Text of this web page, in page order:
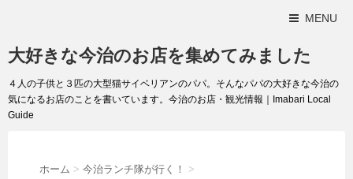
MENU
大好きな今治のお店を集めてみました
４人の子供と３匹の大型猫サイベリアンのパパ。そんなパパの大好きな今治の
気になるお店のことを書いています。今治のお店・観光情報｜Imabari Local
Guide
ホーム > 今治ランチ隊が行く！ >